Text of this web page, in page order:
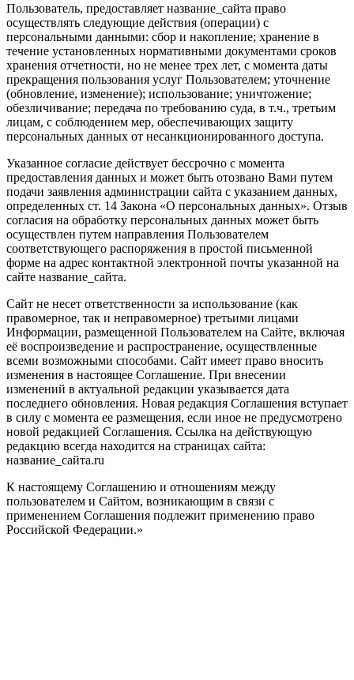
Пользователь, предоставляет название_сайта право
осуществлять следующие действия (операции) с
персональными данными: сбор и накопление; хранение в
течение установленных нормативными документами сроков
хранения отчетности, но не менее трех лет, с момента даты
прекращения пользования услуг Пользователем; уточнение
(обновление, изменение); использование; уничтожение;
обезличивание; передача по требованию суда, в т.ч., третьим
лицам, с соблюдением мер, обеспечивающих защиту
персональных данных от несанкционированного доступа.
Указанное согласие действует бессрочно с момента
предоставления данных и может быть отозвано Вами путем
подачи заявления администрации сайта с указанием данных,
определенных ст. 14 Закона «О персональных данных». Отзыв
согласия на обработку персональных данных может быть
осуществлен путем направления Пользователем
соответствующего распоряжения в простой письменной
форме на адрес контактной электронной почты указанной на
сайте название_сайта.
Сайт не несет ответственности за использование (как
правомерное, так и неправомерное) третьими лицами
Информации, размещенной Пользователем на Сайте, включая
её воспроизведение и распространение, осуществленные
всеми возможными способами. Сайт имеет право вносить
изменения в настоящее Соглашение. При внесении
изменений в актуальной редакции указывается дата
последнего обновления. Новая редакция Соглашения вступает
в силу с момента ее размещения, если иное не предусмотрено
новой редакцией Соглашения. Ссылка на действующую
редакцию всегда находится на страницах сайта:
название_сайта.ru
К настоящему Соглашению и отношениям между
пользователем и Сайтом, возникающим в связи с
применением Соглашения подлежит применению право
Российской Федерации.»